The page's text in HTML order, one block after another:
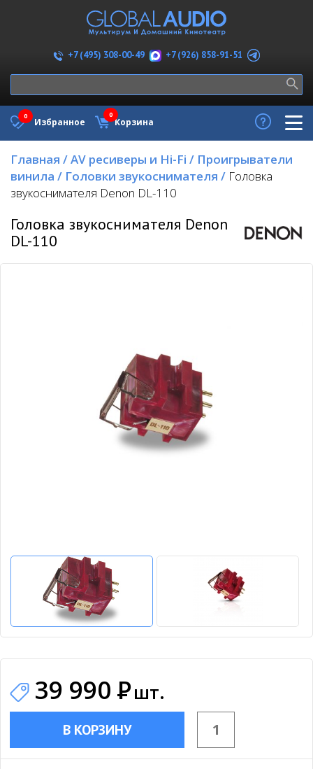
+7 (495) 308-00-49 +7 (926) 858-91-51
Избранное
0
Корзина
0
Главная /AV ресиверы и Hi-Fi / Проигрыватели
винила / Головки звукоснимателя / Головка
звукоснимателя Denon DL-110
Головка звукоснимателя Denon
DL-110
39 990 Ршт.
В КОРЗИНУ